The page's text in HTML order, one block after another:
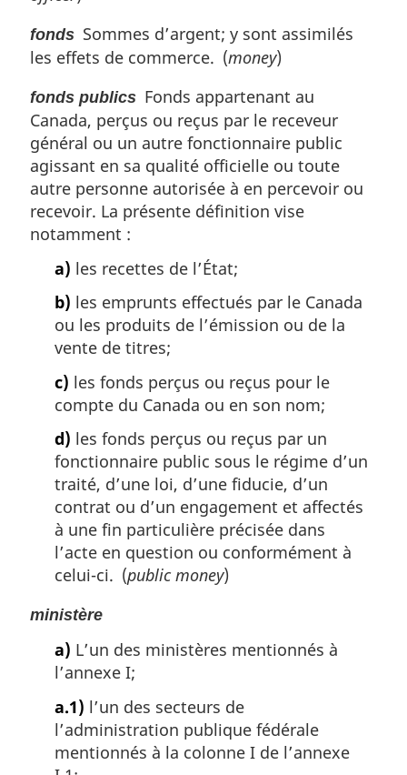
fonds Sommes d’argent; y sont assimilés
les effets de commerce. (money)
fonds publics Fonds appartenant au
Canada, perçus ou reçus par le receveur
général ou un autre fonctionnaire public
agissant en sa qualité officielle ou toute
autre personne autorisée à en percevoir ou
recevoir. La présente définition vise
notamment :
a) les recettes de l’État;
b) les emprunts effectués par le Canada
ou les produits de l’émission ou de la
vente de titres;
c) les fonds perçus ou reçus pour le
compte du Canada ou en son nom;
d) les fonds perçus ou reçus par un
fonctionnaire public sous le régime d’un
traité, d’une loi, d’une fiducie, d’un
contrat ou d’un engagement et affectés
à une fin particulière précisée dans
l’acte en question ou conformément à
celui-ci. (public money)
ministère
a) L’un des ministères mentionnés à
l’annexe I;
a.1) l’un des secteurs de
l’administration publique fédérale
mentionnés à la colonne I de l’annexe